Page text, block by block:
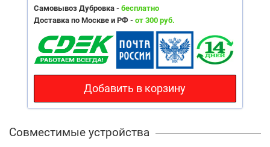
Самовывоз Дубровка - бесплатно
Доставка по Москве и РФ - от 300 руб.
Добавить в корзину
Совместимые устройства